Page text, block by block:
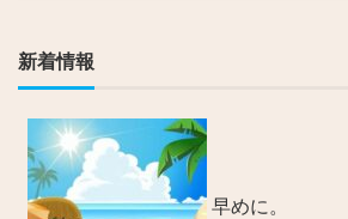
新着情報
早めに。